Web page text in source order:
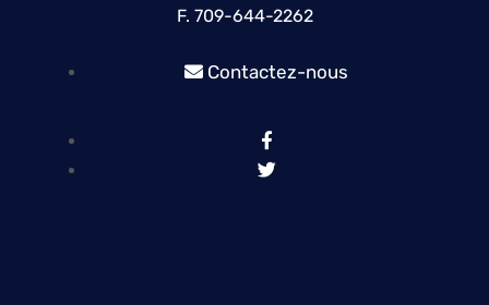
F. 709-644-2262
Contactez-nous